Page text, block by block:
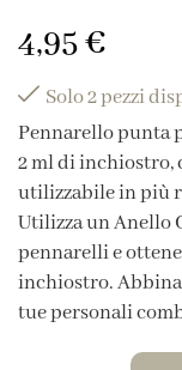
4,95€
Solo 2 pezzi
Pennarello punta
2 ml di inchiostro,
utilizzabile in più
Utilizza un Anello
pennarelli e
inchiostro.
tue personali